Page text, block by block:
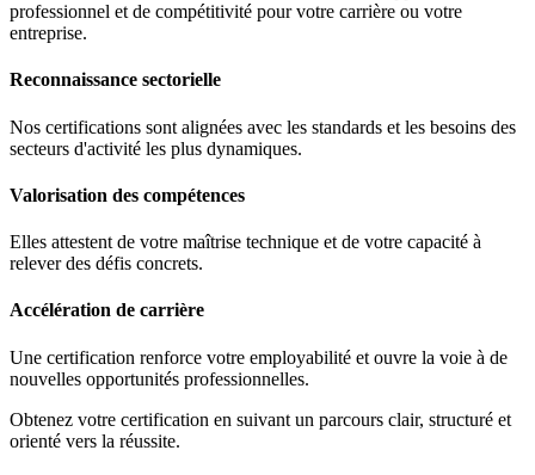
professionnel et de compétitivité pour votre carrière ou votre
entreprise.
Reconnaissance sectorielle
Nos certifications sont alignées avec les standards et les besoins des
secteurs d'activité les plus dynamiques.
Valorisation des compétences
Elles attestent de votre maîtrise technique et de votre capacité à
relever des défis concrets.
Accélération de carrière
Une certification renforce votre employabilité et ouvre la voie à de
nouvelles opportunités professionnelles.
Obtenez votre certification en suivant un parcours clair, structuré et
orienté vers la réussite.